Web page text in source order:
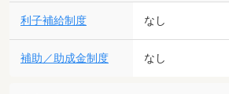
利子補給制度 なし
補助／助成金制度 なし